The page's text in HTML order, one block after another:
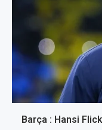
Barça : Hansi